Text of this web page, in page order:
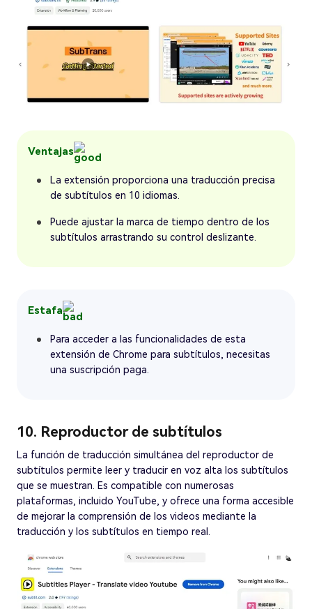
Ventajas
La extensión proporciona una traducción precisa
de subtítulos en 10 idiomas.
Puede ajustar la marca de tiempo dentro de los
subtítulos arrastrando su control deslizante.
Estafa
Para acceder a las funcionalidades de esta
extensión de Chrome para subtítulos, necesitas
una suscripción paga.
10. Reproductor de subtítulos
La función de traducción simultánea del reproductor de
subtítulos permite leer y traducir en voz alta los subtítulos
que se muestran. Es compatible con numerosas
plataformas, incluido YouTube, y ofrece una forma accesible
de mejorar la comprensión de los videos mediante la
traducción y los subtítulos en tiempo real.